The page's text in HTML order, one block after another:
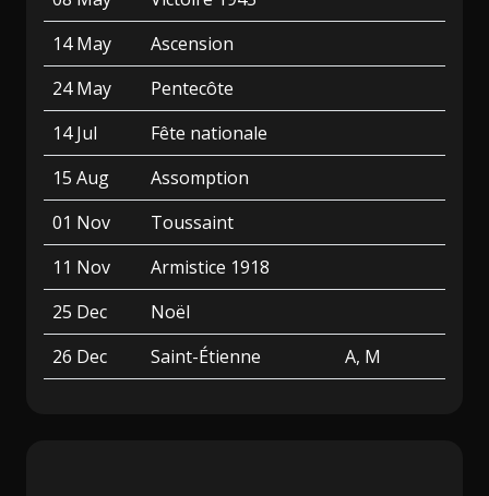
14 May
Ascension
24 May
Pentecôte
14 Jul
Fête nationale
15 Aug
Assomption
01 Nov
Toussaint
11 Nov
Armistice 1918
25 Dec
Noël
26 Dec
Saint-Étienne A, M